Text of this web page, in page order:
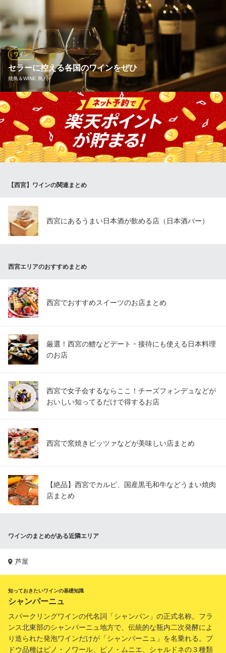
阪急今津線西宮北口駅 徒歩3分
兵庫県西宮市甲風園1-7-1 カサマドンナビル2F
肉料理をはじめ、力石の様々なメニューと相性抜群！厳選ボトル
ワインを常時30種程、2,580円(税込)～ご用意しています。スペイ
ン・フランス・イタリア・アメリカなど、世界各地の銘柄が揃い
ます。リーズナブルに楽しめるワインや、お祝いシーンにぴった
りのシャンパンも◎ワイン好きの方も納得のラインナップです。
西北 肉バル 力石
西宮北口×隠れ家肉バル
阪急神戸線西宮北口駅北西口 徒歩3分
兵庫県西宮市甲風園1-7-1 カサマドンナビル3F
セラーに控える各国のワインをぜひ
焼鳥＆WINE 鳥八
ワイン
店名にも冠した『WINE』は当店の魅力の一つ。多種多彩なライン
ナップを物語る大型ワインセラーを設置し、その時々で特におす
すめのワインが揃います。ボディ感のある赤、すっきりとした飲
み口の白に加え、華やかな香りを愉しむオレンジワインもご用
意。どのワインも大摩桜のメニュー、焼鳥との相性を考え仕入れ
ています。
焼鳥＆WINE 鳥八
阪急今津線西宮北口駅 徒歩1分
兵庫県西宮市甲風園1-3-12
【西宮】ワインの関連まとめ
西宮にあるうまい日本酒が飲める店（日本酒バー）
西宮エリアのおすすめまとめ
西宮でおすすめスイーツのお店まとめ
厳選！西宮の鱧などデート・接待にも使える日本料理
のお店
西宮で女子会するならここ！チーズフォンデュなどが
おいしい知ってるだけで得するお店
西宮で窯焼きピッツァなどが美味しい店まとめ
【絶品】西宮でカルビ、国産黒毛和牛などうまい焼肉
店まとめ
ワインのまとめがある近隣エリア
芦屋
知っておきたいワインの基礎知識
シャンパーニュ
スパークリングワインの代名詞「シャンパン」の正式名称。フラ
ンス北東部のシャンパーニュ地方で、伝統的な瓶内二次発酵によ
り造られた発泡ワインだけが「シャンパーニュ」を名乗れる。ブ
ドウ品種はピノ・ノワール、ピノ・ムニエ、シャルドネの３種類